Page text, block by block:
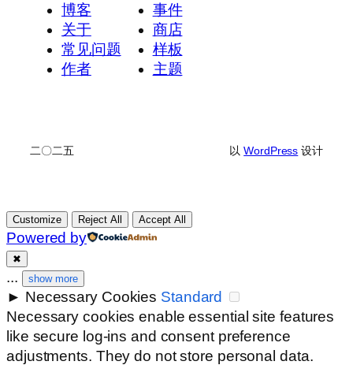
博客
关于
常见问题
作者
事件
商店
样板
主题
二〇二五 以WordPress 设计
Customize Reject All Accept All
Powered by
✖
... show more
► Necessary Cookies Standard
Necessary cookies enable essential site features
like secure log-ins and consent preference
adjustments. They do not store personal data.